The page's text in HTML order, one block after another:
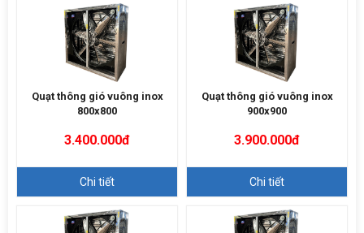
Quạt thông gió vuông inox
800x800
3.400.000đ
Chi tiết
Quạt thông gió vuông inox
900x900
3.900.000đ
Chi tiết